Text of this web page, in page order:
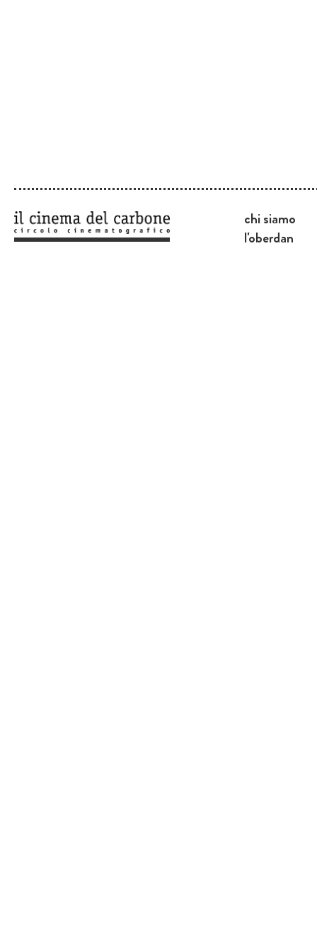
chi siamo
l'oberdan